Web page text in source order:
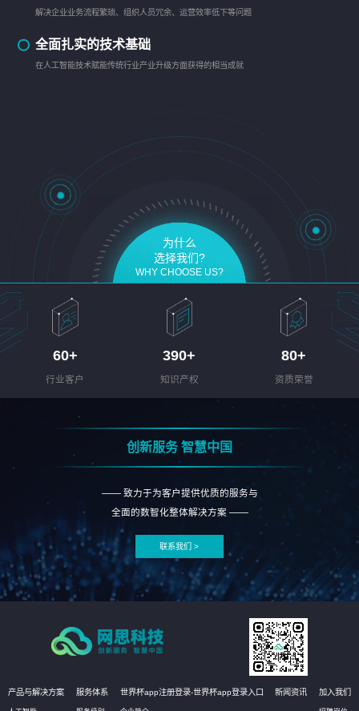
解决企业业务流程繁琐、组织人员冗余、运营效率低下等问题
全面扎实的技术基础
在人工智能技术赋能传统行业产业升级方面获得的相当成就
为什么
选择我们?
WHY CHOOSE US?
60+
行业客户
390+
知识产权
80+
资质荣誉
创新服务 智慧中国
—— 致力于为客户提供优质的服务与
全面的数智化整体解决方案 ——
联系我们 >
产品与解决方案 服务体系 世界杯app注册登录-世界杯app登录入口 新闻资讯 加入我们